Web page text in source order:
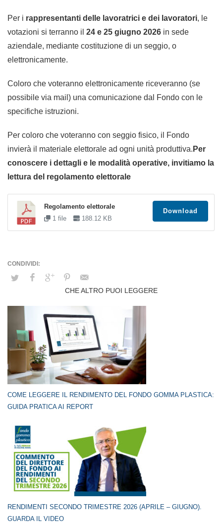
Per i rappresentanti delle lavoratrici e dei lavoratori, le
votazioni si terranno il 24 e 25 giugno 2026 in sede
aziendale, mediante costituzione di un seggio, o
elettronicamente.
Coloro che voteranno elettronicamente riceveranno (se
possibile via mail) una comunicazione dal Fondo con le
specifiche istruzioni.
Per coloro che voteranno con seggio fisico, il Fondo
invierà il materiale elettorale ad ogni unità produttiva. Per
conoscere i dettagli e le modalità operative, invitiamo la
lettura del regolamento elettorale
Regolamento elettorale
1 file
188.12 KB
Download
CHE ALTRO PUOI LEGGERE
COME LEGGERE IL RENDIMENTO DEL FONDO GOMMA PLASTICA:
GUIDA PRATICA AI REPORT
RENDIMENTI SECONDO TRIMESTRE 2026 (APRILE – GIUGNO).
GUARDA IL VIDEO